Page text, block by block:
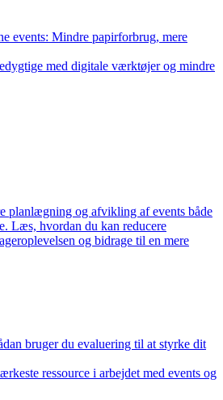
events: Mindre papirforbrug, mere
med digitale værktøjer og mindre
planlægning og afvikling af events både
Læs, hvordan du kan reducere
og bidrage til en mere
bruger du evaluering til at styrke dit
ressource i arbejdet med events og